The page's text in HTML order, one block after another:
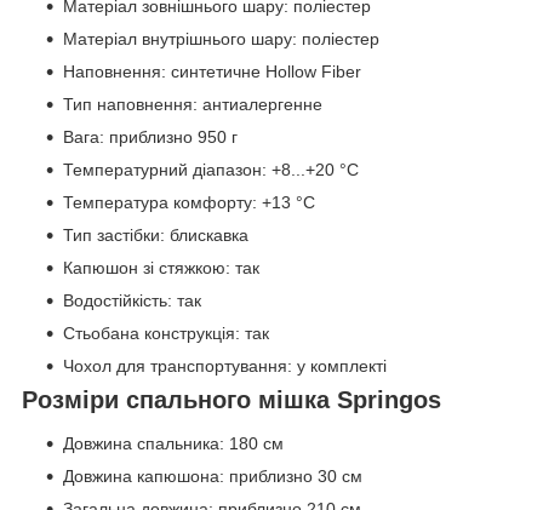
Матеріал зовнішнього шару: поліестер
Матеріал внутрішнього шару: поліестер
Наповнення: синтетичне Hollow Fiber
Тип наповнення: антиалергенне
Вага: приблизно 950 г
Температурний діапазон: +8...+20 °C
Температура комфорту: +13 °C
Тип застібки: блискавка
Капюшон зі стяжкою: так
Водостійкість: так
Стьобана конструкція: так
Чохол для транспортування: у комплекті
Розміри спального мішка Springos
Довжина спальника: 180 см
Довжина капюшона: приблизно 30 см